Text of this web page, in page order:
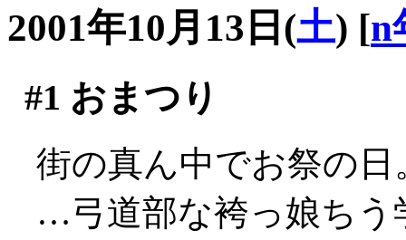
2001年10月13日(土) [n
#1 おまつり
街の真ん中でお祭の日
…弓道部な袴っ娘ちう